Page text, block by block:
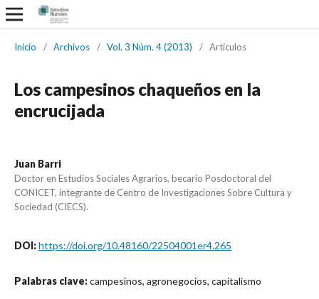
Inicio / Archivos / Vol. 3 Núm. 4 (2013) / Artículos
Los campesinos chaqueños en la
encrucijada
Juan Barri
Doctor en Estudios Sociales Agrarios, becario Posdoctoral del
CONICET, integrante de Centro de Investigaciones Sobre Cultura y
Sociedad (CIECS).
DOI:https://doi.org/10.48160/22504001er4.265
Palabras clave:campesinos, agronegocios, capitalismo